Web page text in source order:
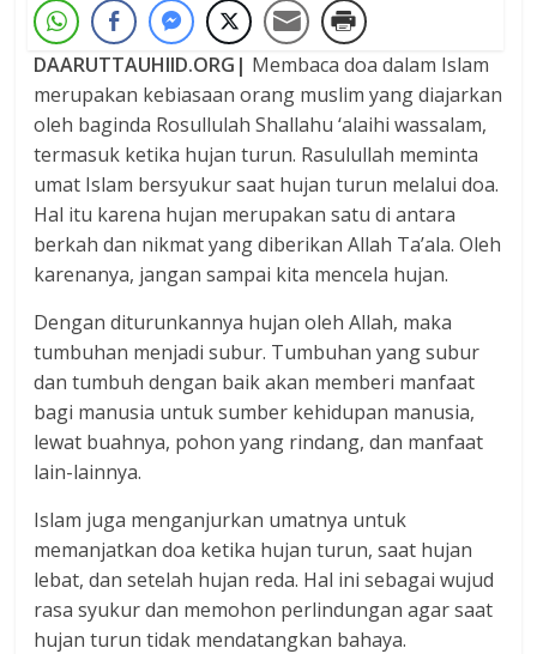
DAARUTTAUHIID.ORG| Membaca doa dalam Islam
merupakan kebiasaan orang muslim yang diajarkan
oleh baginda Rosullulah Shallahu ‘alaihi wassalam,
termasuk ketika hujan turun. Rasulullah meminta
umat Islam bersyukur saat hujan turun melalui doa.
Hal itu karena hujan merupakan satu di antara
berkah dan nikmat yang diberikan Allah Ta’ala. Oleh
karenanya, jangan sampai kita mencela hujan.
Dengan diturunkannya hujan oleh Allah, maka
tumbuhan menjadi subur. Tumbuhan yang subur
dan tumbuh dengan baik akan memberi manfaat
bagi manusia untuk sumber kehidupan manusia,
lewat buahnya, pohon yang rindang, dan manfaat
lain-lainnya.
Islam juga menganjurkan umatnya untuk
memanjatkan doa ketika hujan turun, saat hujan
lebat, dan setelah hujan reda. Hal ini sebagai wujud
rasa syukur dan memohon perlindungan agar saat
hujan turun tidak mendatangkan bahaya.